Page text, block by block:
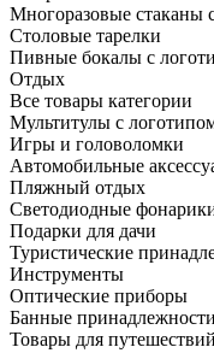
Многоразовые стаканы
Столовые тарелки
Пивные бокалы с
Отдых
Все товары категории
Мультитулы с
Игры и головоломки
Автомобильные
Пляжный отдых
Светодиодные
Подарки для дачи
Туристические
Инструменты
Оптические приборы
Банные принадлежности
Товары для путешествий